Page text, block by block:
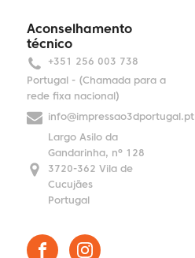
Aconselhamento
técnico
+351 256 003 738
Portugal - (Chamada para a
rede fixa nacional)
info@impressao3dportugal.pt
Largo Asilo da
Gandarinha, nº 128
3720-362 Vila de
Cucujães
Portugal